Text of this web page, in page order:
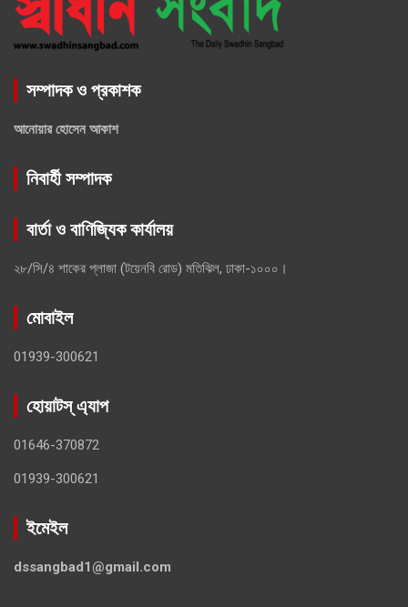
সম্পাদক ও প্রকাশক
আনোয়ার হোসেন আকাশ
নিবার্হী সম্পাদক
বার্তা ও বাণিজ্যিক কার্যালয়
২৮/সি/৪ শাকের প্লাজা (টয়েনবি রোড) মতিঝিল, ঢাকা-১০০০।
মোবাইল
01939-300621
হোয়াটস্ এ্যাপ
01646-370872
01939-300621
ইমেইল
dssangbad1@gmail.com